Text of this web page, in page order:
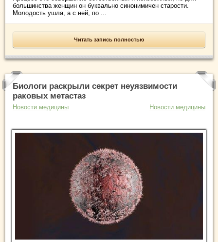
большинства женщин он буквально синонимичен старости.
Молодость ушла, а с ней, по ...
Читать запись полностью
Биологи раскрыли секрет неуязвимости
раковых метастаз
Новости медицины Новости медицины